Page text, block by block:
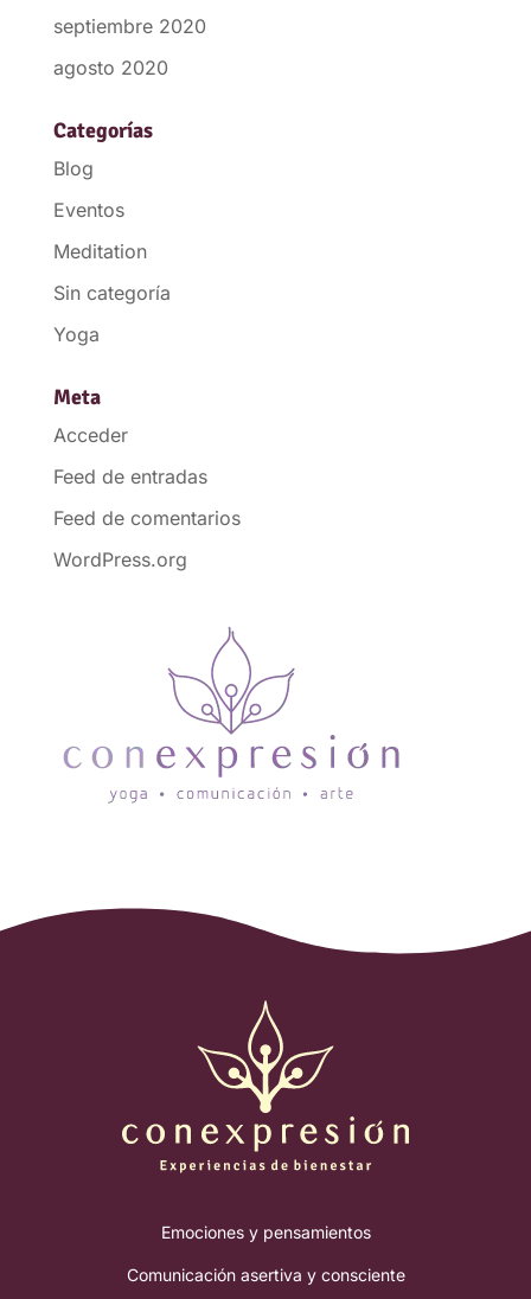
septiembre 2020
agosto 2020
Categorías
Blog
Eventos
Meditation
Sin categoría
Yoga
Meta
Acceder
Feed de entradas
Feed de comentarios
WordPress.org
Emociones y pensamientos
Comunicación asertiva y consciente